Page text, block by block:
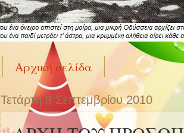
Αρχική σελίδα
Τετάρτη 8 Σεπτεμβρίου 2010